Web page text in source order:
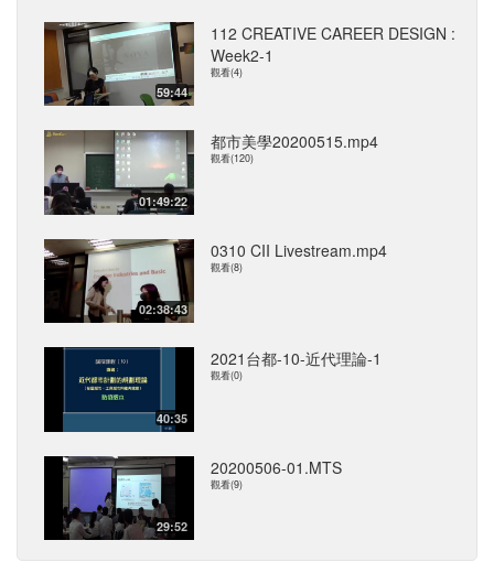
59:44
112 CREATIVE CAREER DESIGN :
Week2-1
觀看(4)
01:49:22
都市美學20200515.mp4
觀看(120)
02:38:43
0310 CII Livestream.mp4
觀看(8)
40:35
2021台都-10-近代理論-1
觀看(0)
29:52
20200506-01.MTS
觀看(9)